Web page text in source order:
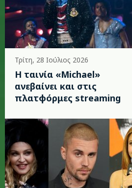
Τρίτη, 28 Ιούλιος 2026
Η ταινία «Michael»
ανεβαίνει και στις
πλατφόρμες streaming